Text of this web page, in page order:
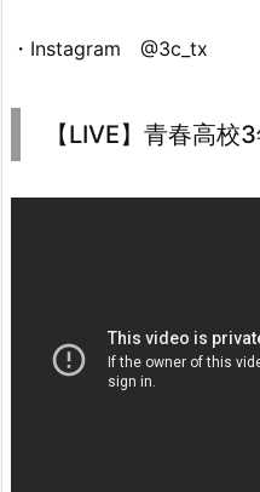
・Instagram @3c_tx
【LIVE】青春高校